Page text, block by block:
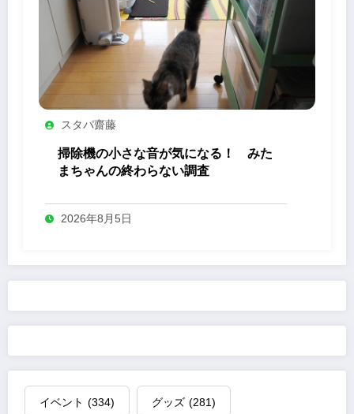
スタパ齋藤
掃除機の小さな音が気になる！ みた
まちゃんの終わらない調査
2026年8月5日
イベント (334) グッズ (281)